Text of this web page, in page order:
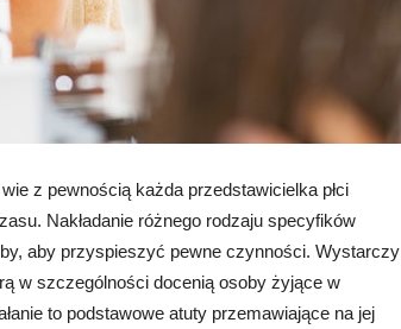
z pewnością każda przedstawicielka płci
Nakładanie różnego rodzaju specyfików
aby przyspieszyć pewne czynności. Wystarczy
w szczególności docenią osoby żyjące w
to podstawowe atuty przemawiające na jej